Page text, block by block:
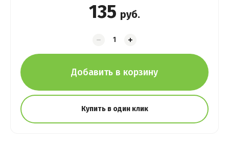
135 руб.
Добавить в корзину
Купить в один клик